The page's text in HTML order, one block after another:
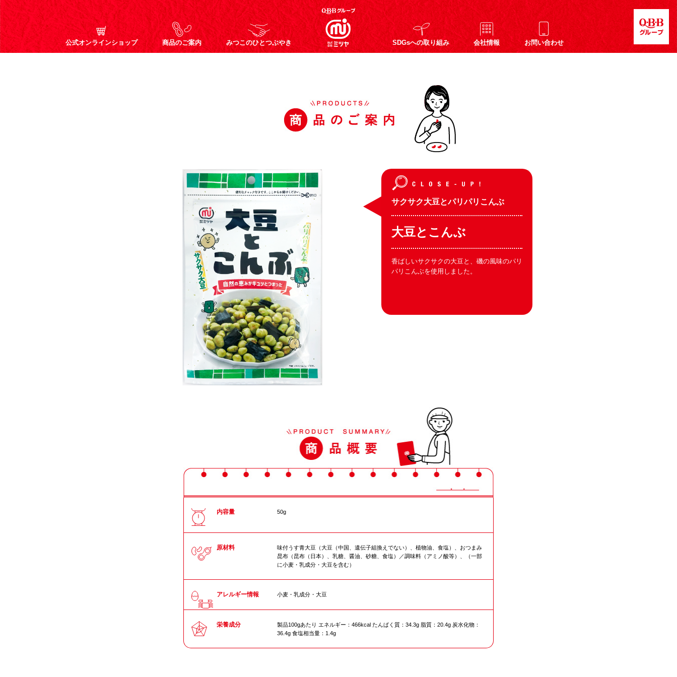
公式オンラインショップ 商品のご案内 みつこのひとつぶやき SDGsへの取り組み 会社情報 お問い合わせ
サクサク大豆とパリパリこんぶ
大豆とこんぶ
香ばしいサクサクの大豆と、磯の風味のパリ
パリこんぶを使用しました。
内容量 50g
原材料
味付うす青大豆（大豆（中国、遺伝子組換えでない）、植物油、食塩）、おつまみ
昆布（昆布（日本）、乳糖、醤油、砂糖、食塩）／調味料（アミノ酸等）、（一部
に小麦・乳成分・大豆を含む）
アレルギー情報 小麦・乳成分・大豆
栄養成分
製品100gあたり エネルギー：466kcal たんぱく質：34.3g 脂質：20.4g 炭水化物：
36.4g 食塩相当量：1.4g